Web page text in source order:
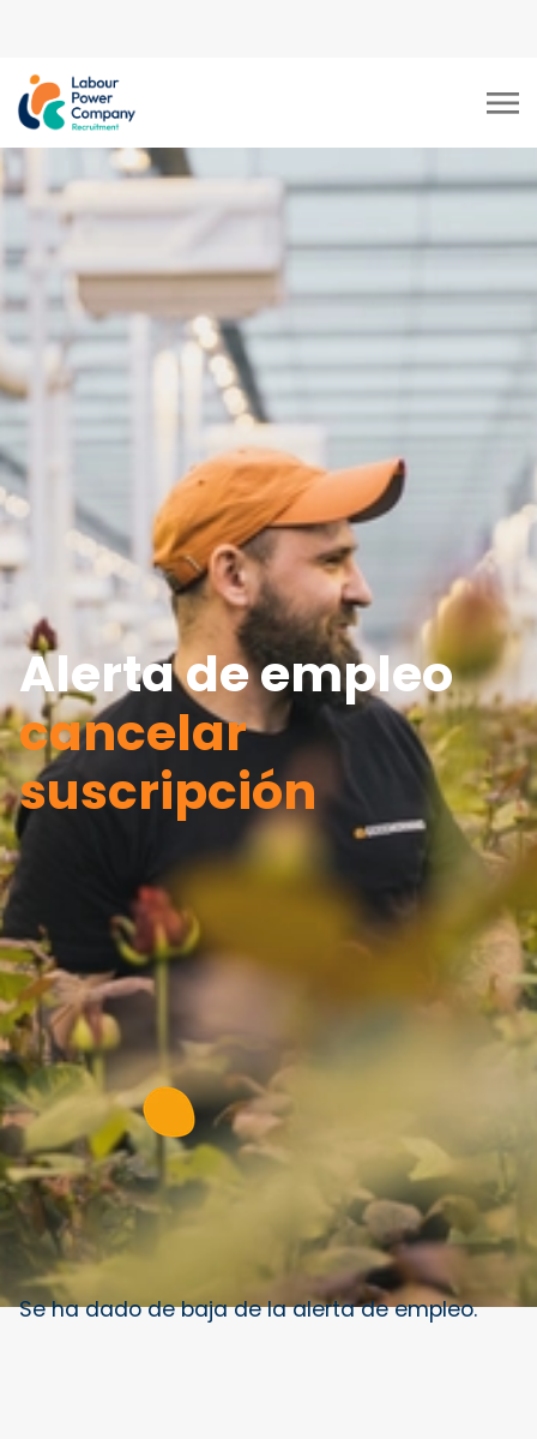
tiktok-developers-site-
verification=LY0DYTZWcaZFcbB5z5CmFJBdmZXOxOdD
Alerta de empleo
cancelar
suscripción
Se ha dado de baja de la alerta de empleo.